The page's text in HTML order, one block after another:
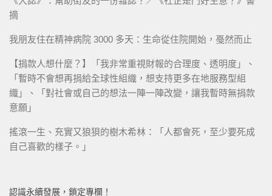
摘
我朋友住在精神病院 3000 多天：生命從住院開始，戞然而止
【捐款人想什麼？】「我非常重視財報的合理度、透明度」、
「暫時不會想再捐給全球性組織，想支持更多在地服務型組
織」、「對社會或自己的想法一陣一陣改變，讓我暫時無捐款
意願」
搖滾一生、充實又狼狽的樹木希林：「人都會死，至少要死成
自己喜歡的樣子。」
認識永續發展，鎖定專欄！